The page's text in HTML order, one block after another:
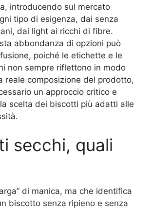
introducendo sul mercato
tipo di esigenza, dai senza
dai light ai ricchi di fibre.
abbondanza di opzioni può
poiché le etichette e le
non sempre riflettono in modo
reale composizione del prodotto,
un approccio critico e
scelta dei biscotti più adatti alle
secchi, quali
di manica, ma che identifica
biscotto senza ripieno e senza